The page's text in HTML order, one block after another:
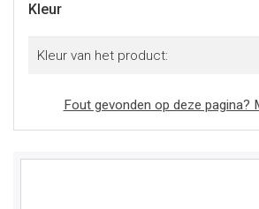
Kleur
Kleur van het product:
Fout gevonden op deze pagina?